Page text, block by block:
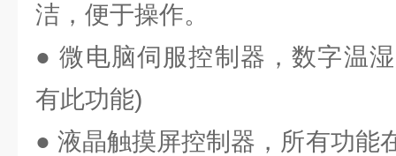
洁，便于操作。
● 微电脑伺服控制器，数字温
有此功能)
● 液晶触摸屏控制器，所有功能